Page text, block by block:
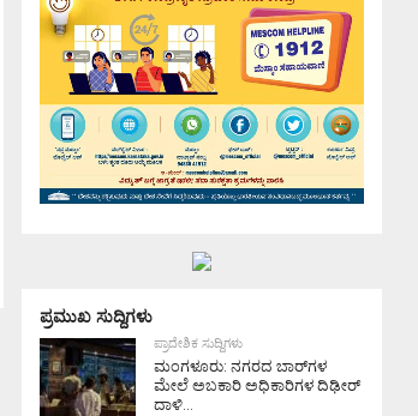
ಪ್ರಮುಖ ಸುದ್ದಿಗಳು
ಪ್ರಾದೇಶಿಕ ಸುದ್ದಿಗಳು
ಮಂಗಳೂರು: ನಗರದ ಬಾರ್‌ಗಳ
ಮೇಲೆ ಅಬಕಾರಿ ಅಧಿಕಾರಿಗಳ ದಿಢೀರ್
ದಾಳಿ...